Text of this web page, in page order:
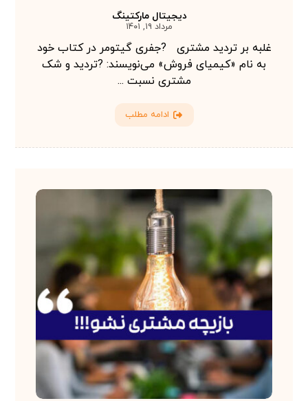
دیجیتال مارکتینگ
مرداد ۱۹, ۱۴۰۱
غلبه بر تردید مشتری ?جفری گیتومر در کتاب خود
به نام «کیمیای فروش» می‌نویسند: ?تردید و شک
مشتری نسبت ...
ادامه مطلب